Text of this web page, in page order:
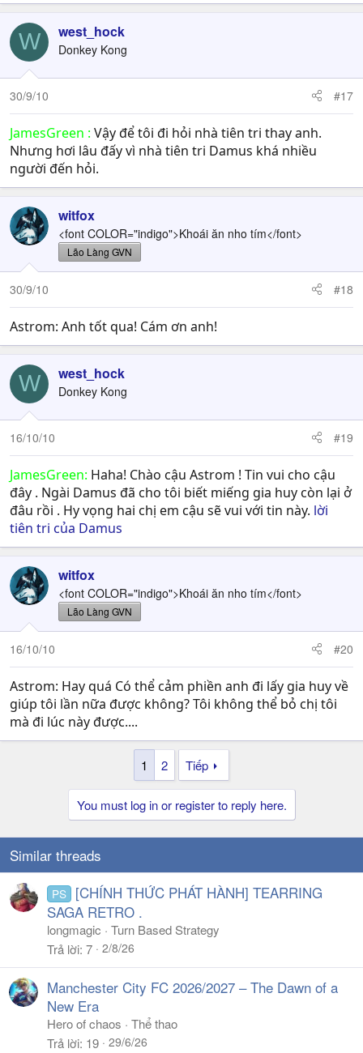
W west_hock
Donkey Kong
30/9/10 #17
JamesGreen : Vậy để tôi đi hỏi nhà tiên tri thay anh.
Nhưng hơi lâu đấy vì nhà tiên tri Damus khá nhiều
người đến hỏi.
witfox
<font COLOR="indigo">Khoái ăn nho tím</font>
Lão Làng GVN
30/9/10 #18
Astrom: Anh tốt qua! Cám ơn anh!
W west_hock
Donkey Kong
16/10/10 #19
JamesGreen: Haha! Chào cậu Astrom ! Tin vui cho cậu
đây . Ngài Damus đã cho tôi biết miếng gia huy còn lại ở
đâu rồi . Hy vọng hai chị em cậu sẽ vui với tin này. lời
tiên tri của Damus
witfox
<font COLOR="indigo">Khoái ăn nho tím</font>
Lão Làng GVN
16/10/10 #20
Astrom: Hay quá Có thể cảm phiền anh đi lấy gia huy về
giúp tôi lần nữa được không? Tôi không thể bỏ chị tôi
mà đi lúc này được....
1 2 Tiếp
You must log in or register to reply here.
Similar threads
PS
[CHÍNH THỨC PHÁT HÀNH] TEARRING
SAGA RETRO .
longmagic
Turn Based Strategy
Trả lời 7 2/8/26
Manchester City FC 2026/2027 – The Dawn of a
New Era
Hero of chaos
Thể thao
Trả lời 19 29/6/26